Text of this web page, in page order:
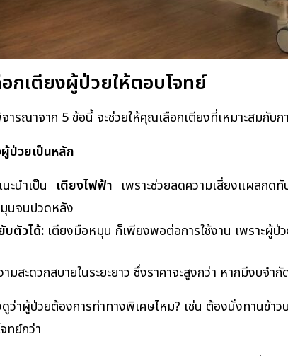
กเตียงผู้ป่วยให้ตอบโจทย์
รณาจาก 5 ข้อนี้ จะช่วยให้คุณเลือกเตียงที่เหมาะสมกับก
ป่วยเป็นหลัก
ะนำเป็น เตียงไฟฟ้า เพราะช่วยลดความเสี่ยงแผลกด
นจนปวดหลัง
ตัวได้:เตียงมือหมุน ก็เพียงพอต่อการใช้งาน เพราะผู้ป่
ามสะดวกสบายในระยะยาว ซึ่งราคาจะสูงกว่า หากมีงบจ
ว่าผู้ป่วยต้องการท่าทางพิเศษไหม? เช่น ต้องนั่งทานข้า
ทย์กว่า